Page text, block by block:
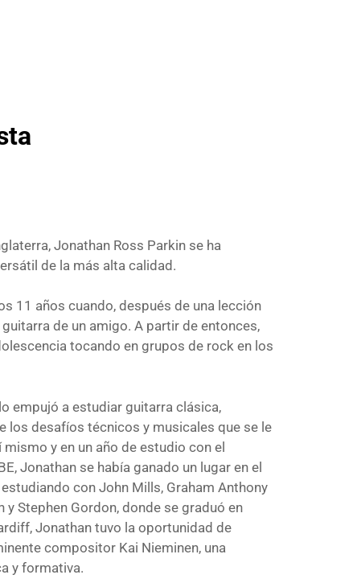
Jonathan Ross Parkin se ha
de la más alta calidad.
11 años cuando, después de una lección
de un amigo. A partir de entonces,
tocando en grupos de rock en los
empujó a estudiar guitarra clásica,
los desafíos técnicos y musicales que se le
y en un año de estudio con el
Jonathan se había ganado un lugar en el
con John Mills, Graham Anthony
y Stephen Gordon, donde se graduó en
Jonathan tuvo la oportunidad de
compositor Kai Nieminen, una
y formativa.